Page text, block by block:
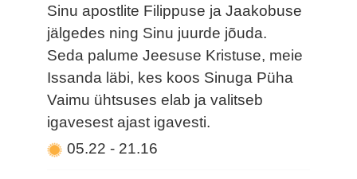
Sinu apostlite Filippuse ja Jaakobuse
jälgedes ning Sinu juurde jõuda.
Seda palume Jeesuse Kristuse, meie
Issanda läbi, kes koos Sinuga Püha
Vaimu ühtsuses elab ja valitseb
igavesest ajast igavesti.
05.22- 21.16